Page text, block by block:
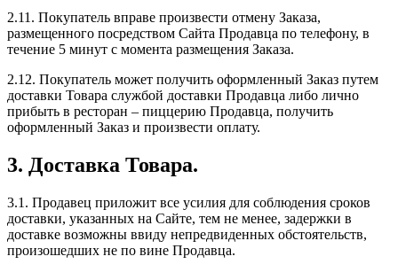
2.11. Покупатель вправе произвести отмену Заказа,
размещенного посредством Сайта Продавца по телефону, в
течение 5 минут с момента размещения Заказа.
2.12. Покупатель может получить оформленный Заказ путем
доставки Товара службой доставки Продавца либо лично
прибыть в ресторан – пиццерию Продавца, получить
оформленный Заказ и произвести оплату.
3. Доставка Товара.
3.1. Продавец приложит все усилия для соблюдения сроков
доставки, указанных на Сайте, тем не менее, задержки в
доставке возможны ввиду непредвиденных обстоятельств,
произошедших не по вине Продавца.